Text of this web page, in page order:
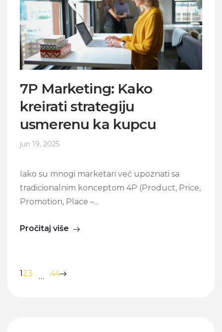
7P Marketing: Kako
kreirati strategiju
usmerenu ka kupcu
jun 19, 2025
Iako su mnogi marketari već upoznati sa
tradicionalnim konceptom 4P (Product, Price,
Promotion, Place –...
Pročitaj više
123 … 44